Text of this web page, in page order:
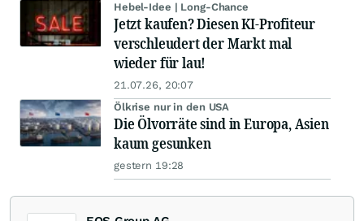
Hebel-Idee | Long-Chance
Jetzt kaufen? Diesen KI-Profiteur
verschleudert der Markt mal
wieder für lau!
21.07.26, 20:07
Ölkrise nur in den USA
Die Ölvorräte sind in Europa, Asien
kaum gesunken
gestern 19:28